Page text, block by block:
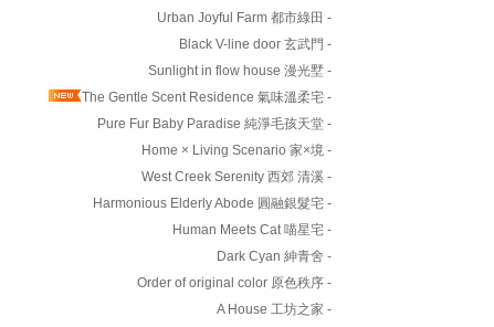
Urban Joyful Farm 都市綠田 -
Black V-line door 玄武門 -
Sunlight in flow house 漫光墅 -
The Gentle Scent Residence 氣味溫柔宅 -
Pure Fur Baby Paradise 純淨毛孩天堂 -
Home × Living Scenario 家×境 -
West Creek Serenity 西郊 清溪 -
Harmonious Elderly Abode 圓融銀髮宅 -
Human Meets Cat 喵星宅 -
Dark Cyan 紳青舍 -
Order of original color 原色秩序 -
A House 工坊之家 -